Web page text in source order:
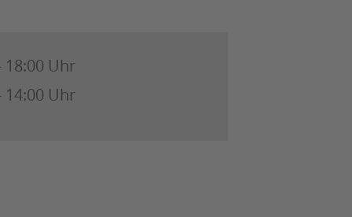
18:00 Uhr
14:00 Uhr